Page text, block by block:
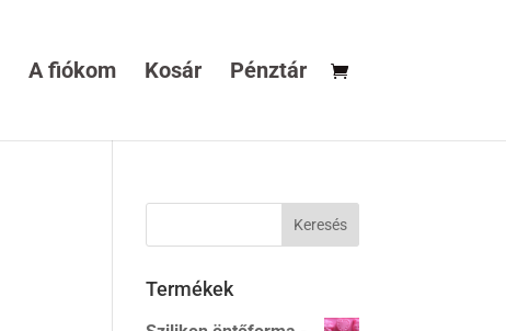
A fiókom Kosár Pénztár
Termékek